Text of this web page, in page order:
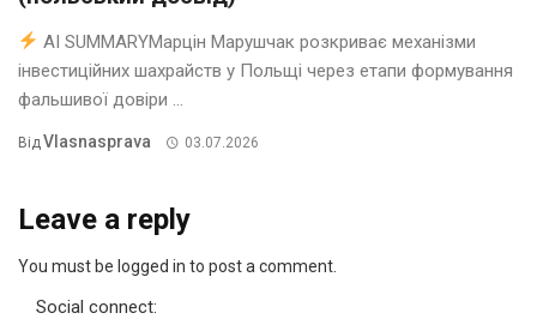
AI SUMMARYМарцін Марушчак розкриває механізми
інвестиційних шахрайств у Польщі через етапи формування
фальшивої довіри ...
ВідVlasnasprava 03.07.2026
Leave a reply
You must be logged in to post a comment.
Social connect: